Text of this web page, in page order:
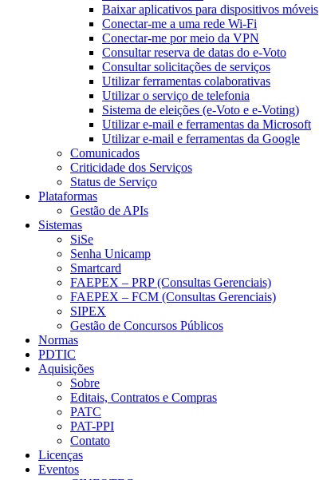
Baixar aplicativos para dispositivos móveis
Conectar-me a uma rede Wi-Fi
Conectar-me por meio da VPN
Consultar reserva de datas do e-Voto
Consultar solicitações de serviços
Utilizar ferramentas colaborativas
Utilizar o serviço de telefonia
Sistema de eleições (e-Voto e e-Voting)
Utilizar e-mail e ferramentas da Microsoft
Utilizar e-mail e ferramentas da Google
Comunicados
Criticidade dos Serviços
Status de Serviço
Plataformas
Gestão de APIs
Sistemas
SiSe
Senha Unicamp
Smartcard
FAEPEX – PRP (Consultas Gerenciais)
FAEPEX – FCM (Consultas Gerenciais)
SIPEX
Gestão de Concursos Públicos
Normas
PDTIC
Aquisições
Sobre
Editais, Contratos e Compras
PATC
PAT-PPI
Contato
Licenças
Eventos